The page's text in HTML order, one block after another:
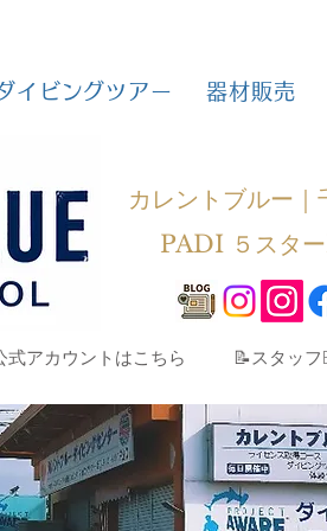
イビングツアー 器材販売
カレントブルー
PADI ５スタ
式アカウントはこちら ​📝スタッフ